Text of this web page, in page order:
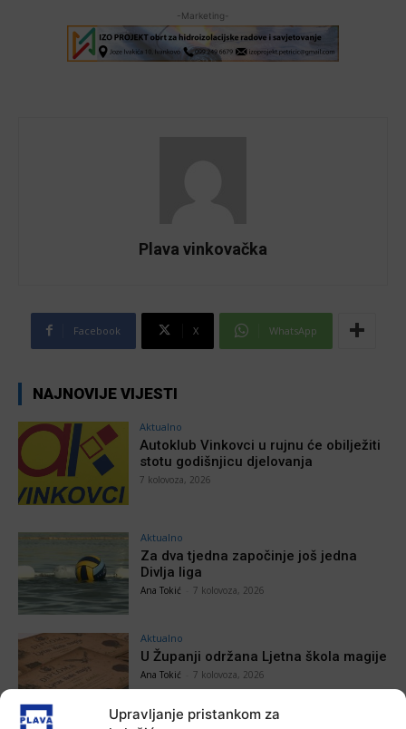
Upravljanje pristankom za
-Marketing-
Plava vinkovačka
Facebook X WhatsApp
NAJNOVIJE VIJESTI
Aktualno
Autoklub Vinkovci u rujnu će obilježiti
stotu godišnjicu djelovanja
7 kolovoza, 2026
Aktualno
Za dva tjedna započinje još jedna
Divlja liga
Ana Tokić 7 kolovoza, 2026
Aktualno
U Županji održana Ljetna škola magije
Ana Tokić 7 kolovoza, 2026